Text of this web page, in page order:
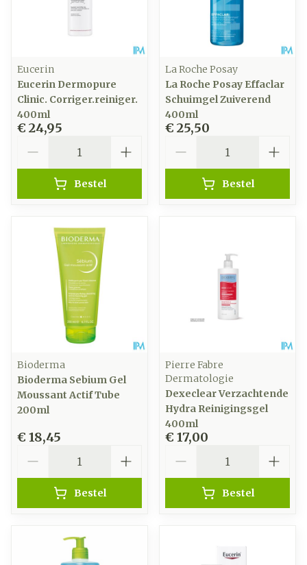
Eucerin
Eucerin Dermopure
Clinic. Corriger.reiniger.
400ml
€ 24,95
Bestel
La Roche Posay
La Roche Posay Effaclar
Schuimgel Zuiverend
400ml
€ 25,50
Bestel
Bioderma
Bioderma Sebium Gel
Moussant Actif Tube
200ml
€ 18,45
Bestel
Pierre Fabre
Dermatologie
Dexeclear Verzachtende
Hydra Reinigingsgel
400ml
€ 17,00
Bestel